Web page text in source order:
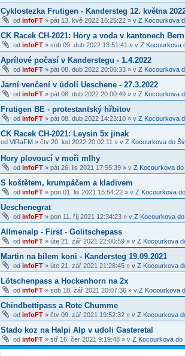
Cyklostezka Frutigen - Kandersteg 12. května
od infoFT » pát 13. kvě 2022 16:25:22 » v Z Kocourkova
CK Racek CH-2021: Hory a voda v kantonech
od infoFT » sob 09. dub 2022 13:51:41 » v Z Kocourkova
Aprílové počasí v Kanderstegu - 1.4.2022
od infoFT » pát 08. dub 2022 20:06:33 » v Z Kocourkova
Jarní venčení v údolí Ueschene - 27.3.2022
od infoFT » pát 08. dub 2022 20:00:49 » v Z Kocourkova
Frutigen BE - protestantský hřbitov
od infoFT » pát 08. dub 2022 14:23:10 » v Z Kocourkova
CK Racek CH-2021: Leysin 5x jinak
od VlRaFM » čtv 20. led 2022 20:02:11 » v Z Kocourkova do
Hory plovoucí v moři mlhy
od infoFT » pát 26. lis 2021 17:55:39 » v Z Kocourkova
S koštětem, krumpáčem a kladivem
od infoFT » pon 01. lis 2021 15:54:22 » v Z Kocourkova
Ueschenegrat
od infoFT » pon 11. říj 2021 12:34:23 » v Z Kocourkova
Allmenalp - First - Golitschepass
od infoFT » úte 21. zář 2021 22:00:59 » v Z Kocourkova
Martin na bilem koni - Kandersteg 19.09.2021
od infoFT » úte 21. zář 2021 21:28:45 » v Z Kocourkova
Lötschenpass a Hockenhorn na 2x
od infoFT » sob 18. zář 2021 20:07:36 » v Z Kocourkova
Chindbettipass a Rote Chumme
od infoFT » čtv 09. zář 2021 19:52:32 » v Z Kocourkova
Stado koz na Halpi Alp v udoli Gasteretal
od infoFT » stř 16. čer 2021 9:19:48 » v Z Kocourkova do